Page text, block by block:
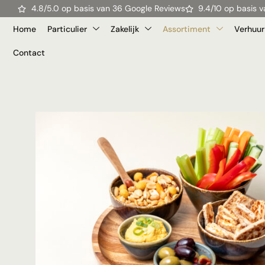
4.8/5.0 op basis van 36 Google Reviews
9.4/10 op basis
Home
Particulier Zakelijk Assortiment Verhuur
Contact